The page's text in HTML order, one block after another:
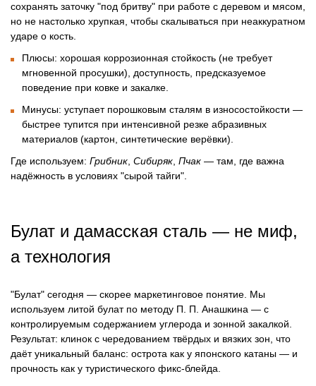
сохранять заточку "под бритву" при работе с деревом и мясом,
но не настолько хрупкая, чтобы скалываться при неаккуратном
ударе о кость.
Плюсы: хорошая коррозионная стойкость (не требует
мгновенной просушки), доступность, предсказуемое
поведение при ковке и закалке.
Минусы: уступает порошковым сталям в износостойкости —
быстрее тупится при интенсивной резке абразивных
материалов (картон, синтетические верёвки).
Где используем: Грибник, Сибиряк, Пчак — там, где важна
надёжность в условиях "сырой тайги".
Булат и дамасская сталь — не миф,
а технология
"Булат" сегодня — скорее маркетинговое понятие. Мы
используем литой булат по методу П. П. Анашкина — с
контролируемым содержанием углерода и зонной закалкой.
Результат: клинок с чередованием твёрдых и вязких зон, что
даёт уникальный баланс: острота как у японского катаны — и
прочность как у туристического фикс-блейда.